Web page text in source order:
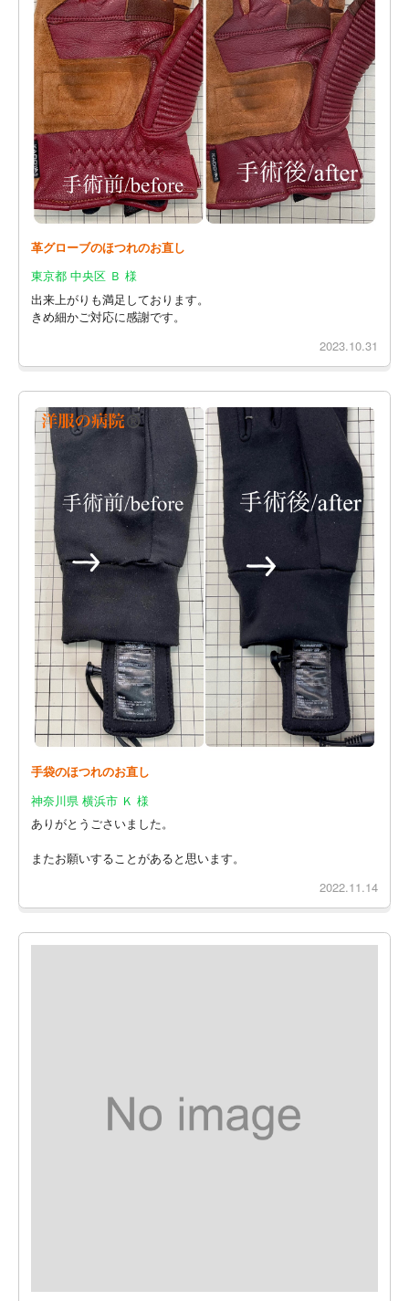
革グローブのほつれのお直し
東京都 中央区 Ｂ 様
出来上がりも満足しております。
きめ細かご対応に感謝です。
2023.10.31
手袋のほつれのお直し
神奈川県 横浜市 Ｋ 様
ありがとうごさいました。
またお願いすることがあると思います。
2022.11.14